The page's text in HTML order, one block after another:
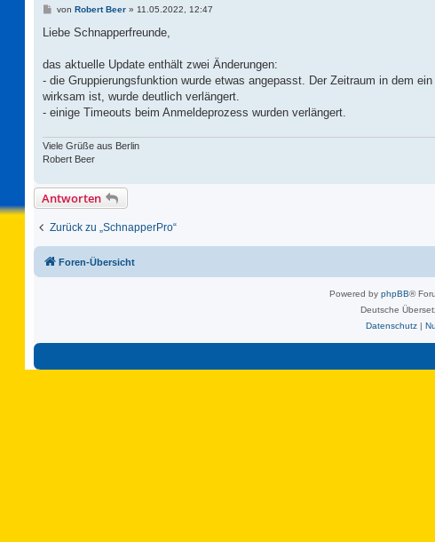
B
i
a
von Robert Beer» 11.05.2022, 12:47
Liebe Schnapperfreunde,
das aktuelle Update enthält zwei Änderungen:
- die Gruppierungsfunktion wurde etwas angepasst. Der Zeitraum in dem
wirksam ist, wurde deutlich verlängert.
- einige Timeouts beim Anmeldeprozess wurden verlängert.
Viele Grüße aus Berlin
Robert Beer
Antworten
Zurück zu „SchnapperPro“
Foren-Übersicht
Powered by phpBB®
Deutsche
Datenschutz|